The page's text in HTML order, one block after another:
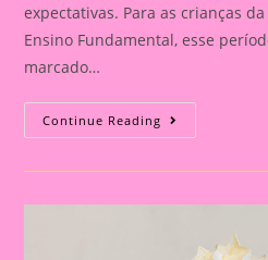
expectativas. Para as crianças
Ensino Fundamental, esse
marcado…
Continue Reading Celebrações
Encantadoras:
De
Ano
Crianças